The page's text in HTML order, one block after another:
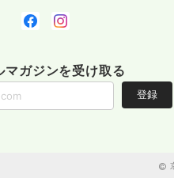
マガジンを受け取る
登録